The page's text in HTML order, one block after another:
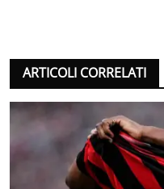
ARTICOLI CORRELATI